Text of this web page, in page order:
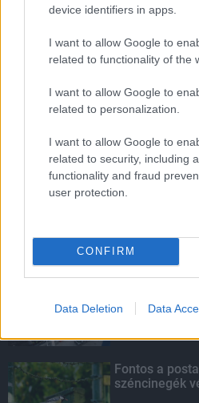
device identifiers in apps.
I want to allow Google to
related to functionality of the
I want to allow Google to
related to personalization.
I want to allow Google to
related to security, including
functionality and fraud
user protection.
CONFIRM
Data Deletion Data
HIRDETÉS
HIRDETÉS
LEGOLVASOTTABB
Paks II.: Mit
árnyékában?
Fontos a
széncinegék